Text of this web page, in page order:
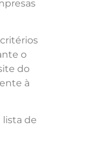
o
do
à
lista de